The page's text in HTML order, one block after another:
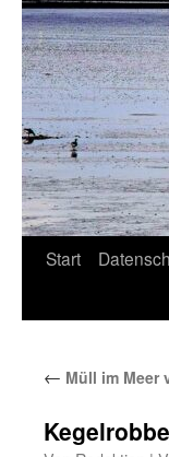
Start
← Müll im Meer